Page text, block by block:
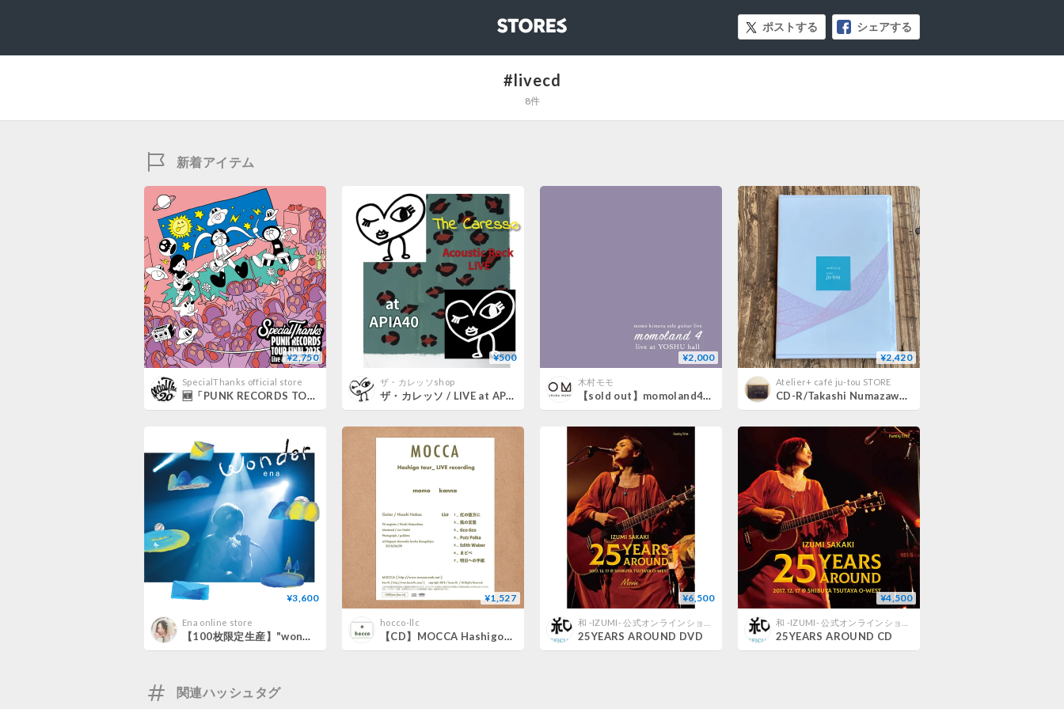
STORES ポストする シェアする
#livecd
8件
新着アイテム
¥2,750
SpecialThanks official store
🆕「PUNK RECORDS TOUR FINAL 2025 - Live at Spotify O-WEST」
¥500
ザ・カレッソshop
ザ・カレッソ / LIVE at APIA40
¥2,000
木村モモ
【sold out】momoland4 10/22 release
¥2,420
Atelier+ café ju-tou STORE
CD-R/Takashi Numazawa/Toshiyuki mori/Koji Nakamura - Atelier ju-tou 2016.11.13
¥3,600
Ena online store
【100枚限定生産】"wonder" Live CD 2020/03/04 (全14曲/送料込)
¥1,527
hocco-llc
【CD】MOCCA Hashigo tour_LIVE recording
¥6,500
25YEARS AROUND DVD
¥4,500
25YEARS AROUND CD
関連ハッシュタグ